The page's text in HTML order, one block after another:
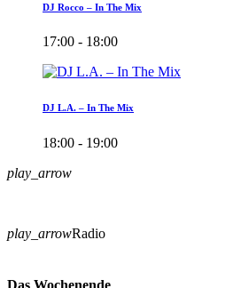
DJ Rocco – In The Mix
17:00 - 18:00
DJ L.A. – In The Mix
18:00 - 19:00
play_arrow
play_arrowRadio
Das Wochenende